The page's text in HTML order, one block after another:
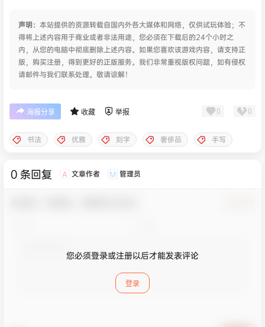
声明： 本站提供的资源转载自国内外各大媒体和网络，仅供试玩体验；不
得将上述内容用于商业或者非法用途，您必须在下载后的24个小时之
内，从您的电脑中彻底删除上述内容。如果您喜欢该游戏内容，请支持正
版，购买注册，得到更好的正版服务。我们非常重视版权问题，如有侵权
请邮件与我们联系处理。敬请谅解！
海报分享 收藏 举报 0 0
书法 优雅 刻字 奢侈品 手写
0 条回复 A 文章作者 M 管理员
您必须登录或注册以后才能发表评论
登录